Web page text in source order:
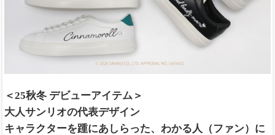
＜25秋冬 デビューアイテム＞
大人サンリオの代表デザイン
キャラクターを踵にあしらった、わかる人（ファン）に